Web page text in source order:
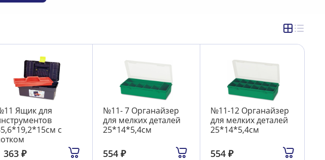
Ящик для
с
363 ₽
№11- 7 Органайзер
для мелких деталей
25*14*5,4см
554₽
№11-12 Органайзер
для мелких деталей
25*14*5,4см
554 ₽